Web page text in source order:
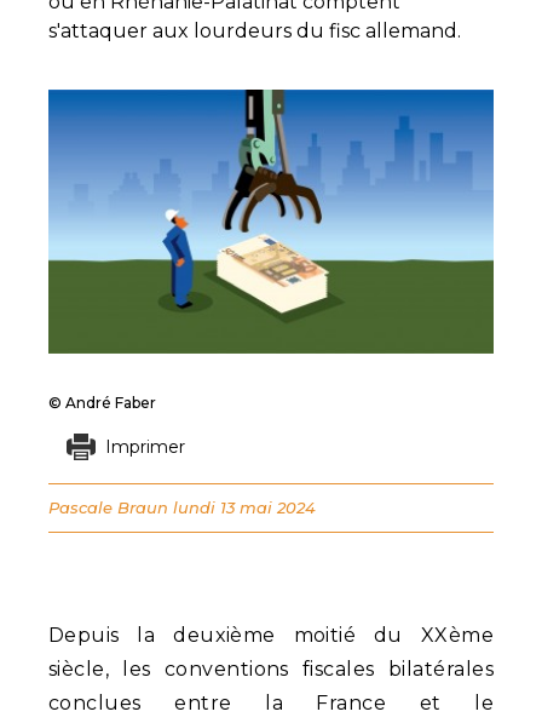
s'attaquer aux lourdeurs du fisc allemand.
Depuis la deuxième moitié du XXème
siècle, les conventions fiscales bilatérales
conclues entre la France et le
© André Faber
Imprimer
Pascale Braun lundi 13 mai 2024